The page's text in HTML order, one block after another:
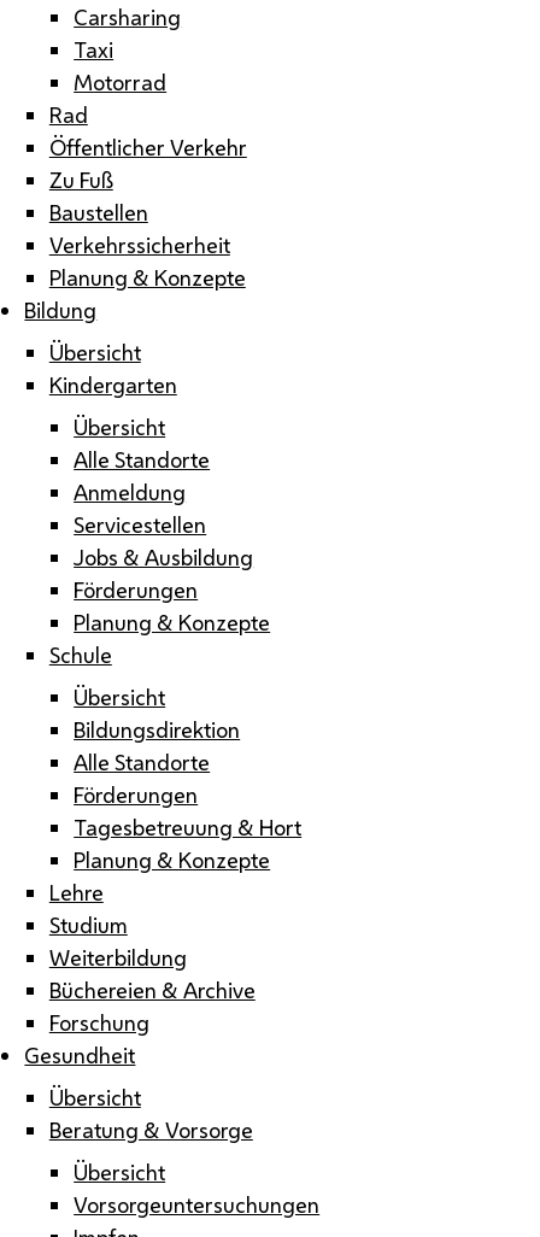
Carsharing
Taxi
Motorrad
Rad
Öffentlicher Verkehr
Zu Fuß
Baustellen
Verkehrssicherheit
Planung & Konzepte
Bildung
Übersicht
Kindergarten
Übersicht
Alle Standorte
Anmeldung
Servicestellen
Jobs & Ausbildung
Förderungen
Planung & Konzepte
Schule
Übersicht
Bildungsdirektion
Alle Standorte
Förderungen
Tagesbetreuung & Hort
Planung & Konzepte
Lehre
Studium
Weiterbildung
Büchereien & Archive
Forschung
Gesundheit
Übersicht
Beratung & Vorsorge
Übersicht
Vorsorgeuntersuchungen